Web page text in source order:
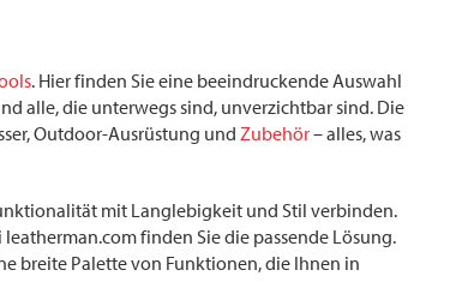
. Hier finden Sie eine beeindruckende Auswahl
alle, die unterwegs sind, unverzichtbar sind. Die
Outdoor-Ausrüstung und Zubehör– alles, was
mit Langlebigkeit und Stil verbinden.
finden Sie die passende Lösung.
breite Palette von Funktionen, die Ihnen in